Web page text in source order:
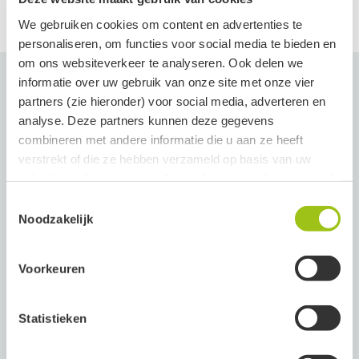
We gebruiken cookies om content en advertenties te
personaliseren, om functies voor social media te bieden en
om ons websiteverkeer te analyseren. Ook delen we
informatie over uw gebruik van onze site met onze vier
partners (zie hieronder) voor social media, adverteren en
analyse. Deze partners kunnen deze gegevens
combineren met andere informatie die u aan ze heeft
verstrekt of die ze hebben verzameld op basis van uw
Clerk
Je kunt jouw toestemming ten alle tijden intrekken via de
Noodzakelijk
Voorkeuren
Statistieken
Beoordelingen (2)
Vragen (0)
vaeb
15 november, 2025